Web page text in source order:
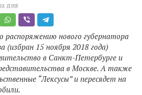
дня
распоряжению нового губернатора
(избран 15 ноября 2018 года)
в Санкт-Петербурге и
в Москве. А также
“Лексусы” и пересядет на